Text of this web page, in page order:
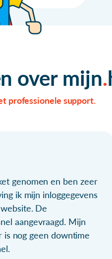
over mijn
professionele support.
genomen en ben zeer
ik mijn inloggegevens
De
aangevraagd. Mijn
nog geen downtime